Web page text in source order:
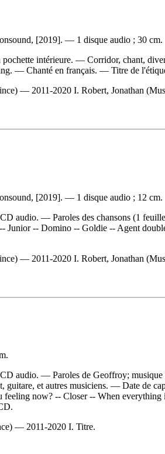
[2019]. — 1 disque audio ; 30 cm.
intérieure. — Corridor, chant,
— Chanté en français. — Titre de
— 2011-2020 I. Robert, Jonathan
[2019]. — 1 disque audio ; 12 cm.
audio. — Paroles des chansons (1
Junior -- Domino -- Goldie -- Agent
— 2011-2020 I. Robert, Jonathan
audio. — Paroles de Geoffroy;
guitare, et autres musiciens. — Date
now? -- Closer -- When
— 2011-2020 I. Titre.